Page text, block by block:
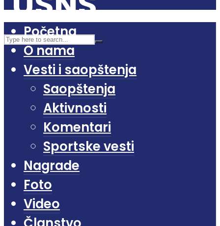
Početna
O nama
Vesti i saopštenja
Saopštenja
Aktivnosti
Komentari
Sportske vesti
Nagrade
Foto
Video